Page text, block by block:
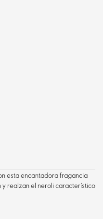
esta encantadora fragancia
y realzan el neroli característico